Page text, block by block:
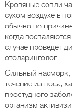
Кровяные сопли
сухом воздухе в
обычно по
когда
случае проведет
отоларинголог.
Сильный насморк,
течение из носа,
простудного
организм